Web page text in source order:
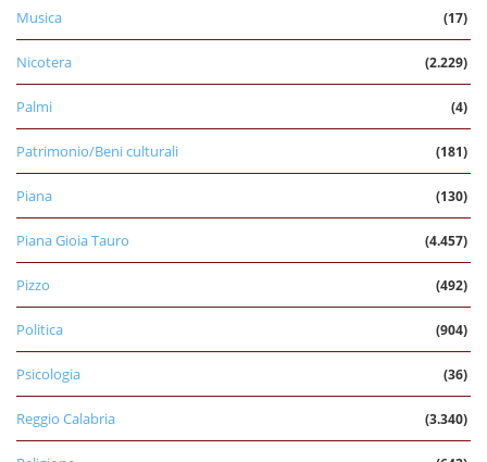
Musica (17)
Nicotera (2.229)
Palmi (4)
Patrimonio/Beni culturali (181)
Piana (130)
Piana Gioia Tauro (4.457)
Pizzo (492)
Politica (904)
Psicologia (36)
Reggio Calabria (3.340)